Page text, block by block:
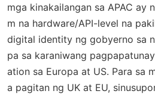
mga kinakailangan sa APAC ay
m na hardware/API-level na
digital identity ng gobyerno sa
pa sa karaniwang
ation sa Europa at US. Para sa
a pagitan ng UK at EU,